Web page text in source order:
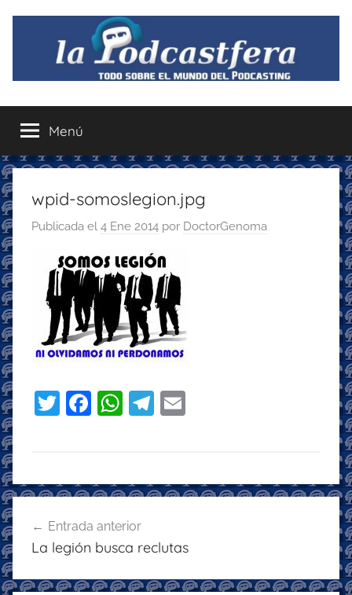
contenido
La
Podcastfera
el
mundo
del
podcasting
recomendaciones
disfrutar
podcastfera
Menú
wpid-somoslegion.jpg
Publicada el 4 Ene 2014 por DoctorGenoma
T
er
F
e
b
o
o
k
W
s
A
p
p
T
gr
a
l
Navegación
de
entradas
Entrada anterior
La legión busca reclutas